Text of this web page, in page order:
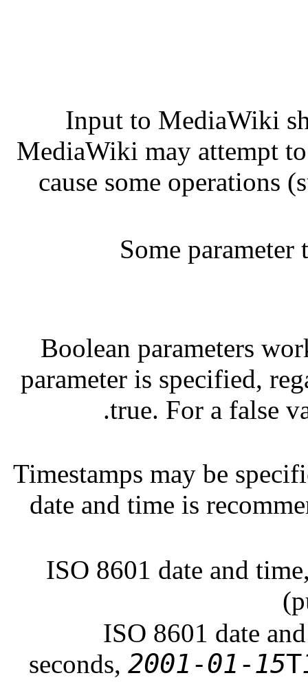
Input to MediaWiki
MediaWiki may attempt
cause some operations
Some
Boolean parameters
parameter is specified,
true. For a false
Timestamps may be
date and time is
ISO 8601 date and
ISO 8601 date
seconds, 2001 -01 -15T